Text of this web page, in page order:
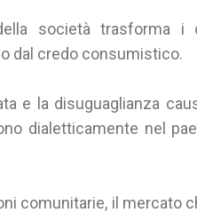
società trasforma i
dal credo consumistico.
e la disuguaglianza
dialetticamente nel
comunitarie, il mercato